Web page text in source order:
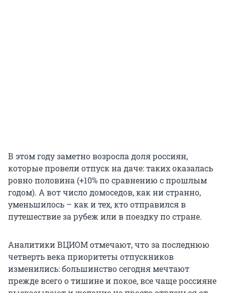
В этом году заметно возросла доля россиян,
которые провели отпуск на даче: таких оказалась
ровно половина (+10% по сравнению с прошлым
годом). А вот число домоседов, как ни странно,
уменьшилось – как и тех, кто отправился в
путешествие за рубеж или в поездку по стране.
Аналитики ВЦИОМ отмечают, что за последнюю
четверть века приоритеты отпускников
изменились: большинство сегодня мечтают
прежде всего о тишине и покое, все чаще россияне